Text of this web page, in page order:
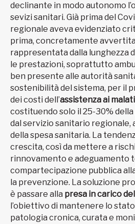
declinante in modo autonomo
sevizi sanitari. Già prima del
regionale aveva evidenziato
prima, concretamente
rappresentata dalla lunghezza
le prestazioni, soprattutto
ben presente alle autorità
sostenibilità del sistema, per il
dei costi dell’assistenza ai
costituendo solo il 25-30%
dal servizio sanitario regionale,
della spesa sanitaria. La
crescita, così da mettere a
rinnovamento e adeguamento
compartecipazione pubblica
la prevenzione. La soluzione
è passare alla presa in carico
l’obiettivo di mantenere lo
patologia cronica, curata e